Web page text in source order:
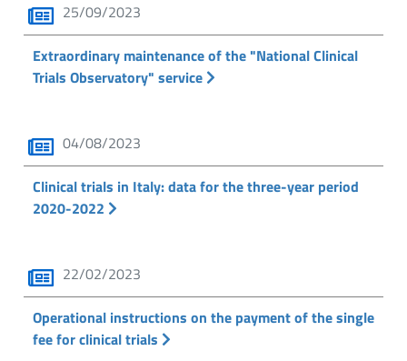
25/09/2023
Extraordinary maintenance of the "National Clinical
Trials Observatory" service
04/08/2023
Clinical trials in Italy: data for the three-year period
2020-2022
22/02/2023
Operational instructions on the payment of the single
fee for clinical trials